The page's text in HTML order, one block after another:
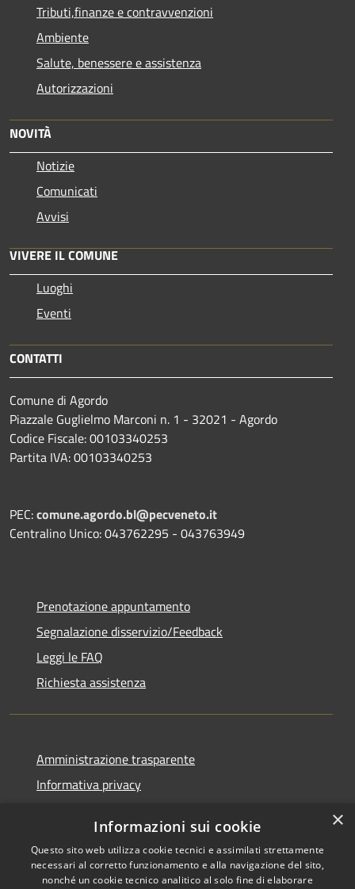
Tributi,finanze e contravvenzioni
Ambiente
Salute, benessere e assistenza
Autorizzazioni
NOVITÀ
Notizie
Comunicati
Avvisi
VIVERE IL COMUNE
Luoghi
Eventi
CONTATTI
Comune di Agordo
Piazzale Guglielmo Marconi n. 1 - 32021 - Agordo
Codice Fiscale: 00103340253
Partita IVA: 00103340253
PEC:comune.agordo.bl@pecveneto.it
Centralino Unico: 043762295 - 043763949
Prenotazione appuntamento
Segnalazione disservizio/Feedback
Leggi le FAQ
Richiesta assistenza
Amministrazione trasparente
Informativa privacy
Dichiarazione di accessibilità
×
Informazioni sui cookie
Questo sito web utilizza cookie tecnici e assimilati strettamente
necessari al corretto funzionamento e alla navigazione del sito,
nonché un cookie tecnico analitico al solo fine di elaborare